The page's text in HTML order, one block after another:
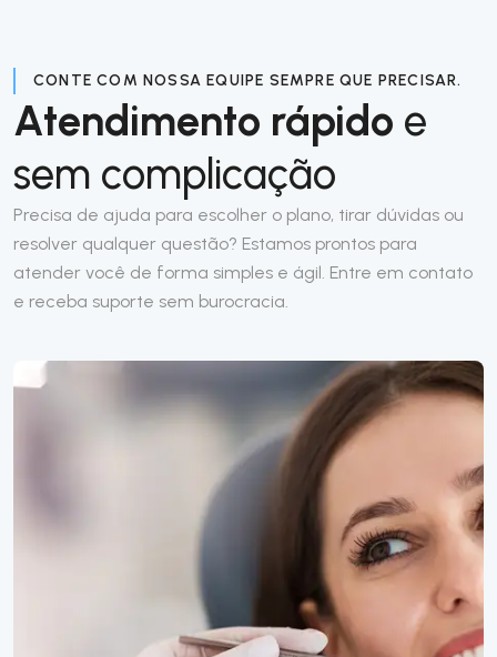
CONTE COM NOSSA EQUIPE SEMPRE QUE PRECISAR.
Atendimento rápido e
sem complicação
Precisa de ajuda para escolher o plano, tirar dúvidas ou
resolver qualquer questão? Estamos prontos para
atender você de forma simples e ágil. Entre em contato
e receba suporte sem burocracia.